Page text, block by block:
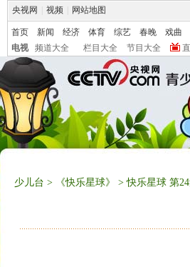
央视网 视频 网站地图
首页 新闻 经济 体育 综艺 春晚 戏曲
电视
频道大全 栏目大全 节目大全
少儿台 > 《快乐星球》 > 快乐星球 第